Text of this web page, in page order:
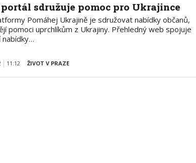
sdružuje pomoc pro Ukrajince
Pomáhej Ukrajině je sdružovat nabídky občanů,
pomoci uprchlíkům z Ukrajiny. Přehledný web spojuje
nabídky…
11:12 ŽIVOT V PRAZE